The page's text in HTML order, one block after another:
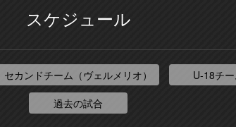
スケジュール
セカンドチーム（ヴェルメリオ）
U-18チ
過去の試合